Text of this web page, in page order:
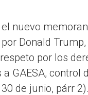
nuevo
Donald
por los
GAESA,
de junio, párr